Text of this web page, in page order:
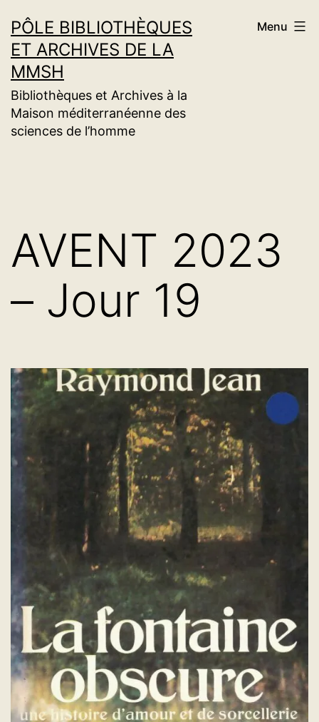
au
contenu
PÔLE BIBLIOTHÈQUES
ET ARCHIVES DE LA
MMSH
Bibliothèques et Archives à la
Maison méditerranéenne des
sciences de l’homme
Menu
AVENT 2023
– Jour 19